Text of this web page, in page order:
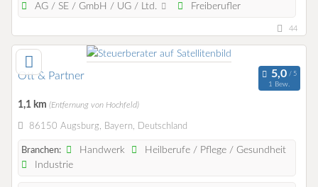
AG / SE / GmbH / UG / Ltd.
Freiberufler
44
Ott & Partner
1 Bew.
1,1 km (Entfernung von Hochfeld)
86150 Augsburg, Bayern, Deutschland
Branchen: Handwerk
Heilberufe / Pflege / Gesundheit
Industrie